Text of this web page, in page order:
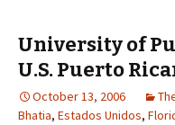
University of
U.S. Puerto
October 13, 2006
Bhatia, Estados Unidos,